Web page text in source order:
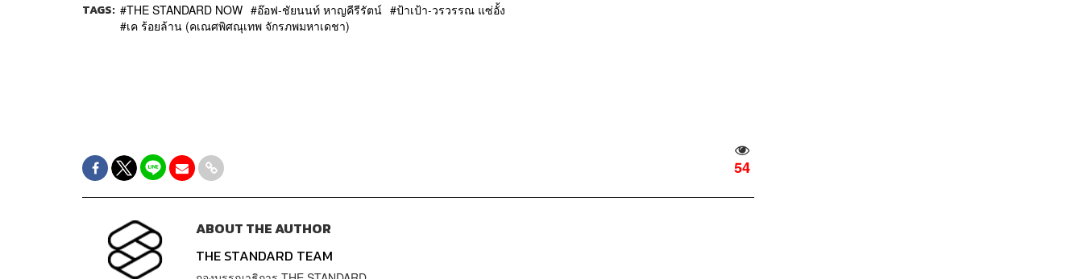
TAGS: THE STANDARD NOW อ๊อฟ-ชัยนนท์ หาญคีรีรัตน์
ป้าเป้า-วรวรรณ แซ่อั้ง
เค ร้อยล้าน (คเณศพิศณุเทพ จักรภพมหาเดชา)
54
ABOUT THE AUTHOR
THE STANDARD TEAM